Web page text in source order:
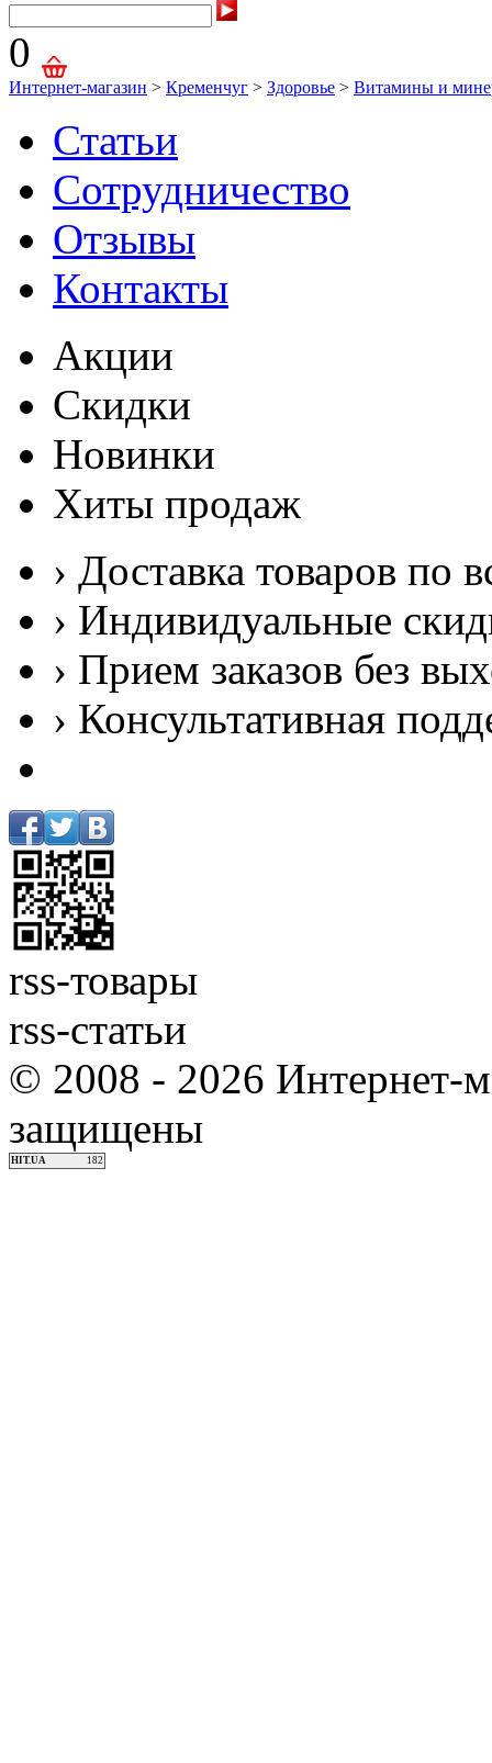
0
Интернет-магазин > Кременчуг > Здоровье > Витамины и
Статьи
Сотрудничество
Отзывы
Контакты
Акции
Скидки
Новинки
Хиты продаж
› Доставка товаров по
› Индивидуальные
› Прием заказов без
› Консультативная
rss-товары
rss-статьи
© 2008 - 2026 Интернет-
защищены
HIT.UA 182